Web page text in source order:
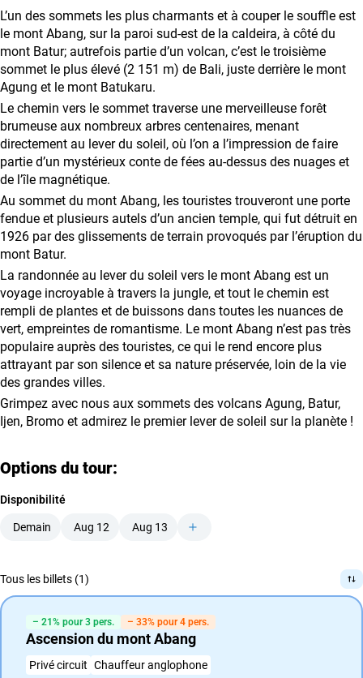
Coopération
avec
les
agences
de
voyage
Conditions
générales
L’un des sommets les plus charmants et à couper le souffle est
le mont Abang, sur la paroi sud-est de la caldeira, à côté du
mont Batur; autrefois partie d’un volcan, c’est le troisième
sommet le plus élevé (2 151 m) de Bali, juste derrière le mont
Agung et le mont Batukaru.
Le chemin vers le sommet traverse une merveilleuse forêt
brumeuse aux nombreux arbres centenaires, menant
directement au lever du soleil, où l’on a l’impression de faire
partie d’un mystérieux conte de fées au-dessus des nuages et
de l’île magnétique.
Au sommet du mont Abang, les touristes trouveront une porte
fendue et plusieurs autels d’un ancien temple, qui fut détruit en
1926 par des glissements de terrain provoqués par l’éruption du
mont Batur.
La randonnée au lever du soleil vers le mont Abang est un
voyage incroyable à travers la jungle, et tout le chemin est
rempli de plantes et de buissons dans toutes les nuances de
vert, empreintes de romantisme. Le mont Abang n’est pas très
populaire auprès des touristes, ce qui le rend encore plus
attrayant par son silence et sa nature préservée, loin de la vie
des grandes villes.
Grimpez avec nous aux sommets des volcans Agung, Batur,
Ijen, Bromo et admirez le premier lever de soleil sur la planète !
Options du tour:
Disponibilité
Demain Aug 12 Aug 13
Tous les billets (1)
– 21% pour 3 pers. – 33% pour 4 pers.
Ascension du mont Abang
Privé circuit Chauffeur anglophone